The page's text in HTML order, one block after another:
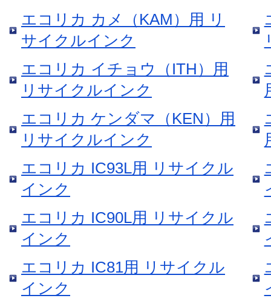
エコリカ カメ（KAM）用 リ
サイクルインク
エコリカ イチョウ（ITH）用
リサイクルインク
エコリカ ケンダマ（KEN）用
リサイクルインク
エコリカ IC93L用 リサイクル
インク
エコリカ IC90L用 リサイクル
インク
エコリカ IC81用 リサイクル
インク